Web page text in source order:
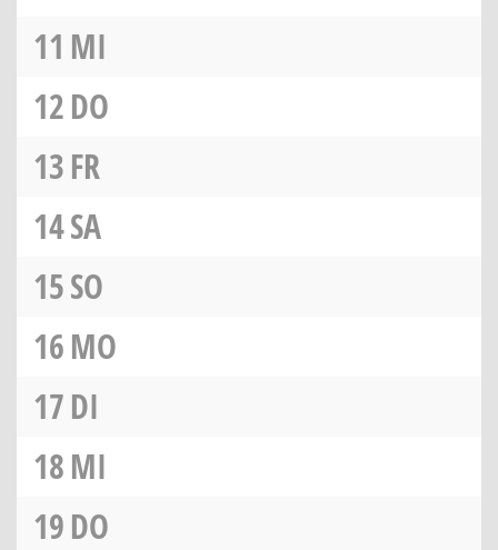
11 MI
12DO
13FR
14SA
15SO
16MO
17DI
18MI
19DO